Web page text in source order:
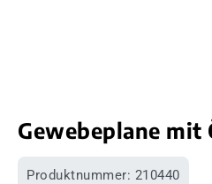
Gewebeplane mit
Produktnummer: 210440